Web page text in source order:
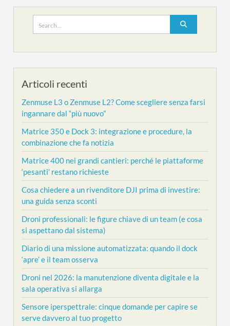
for:
Articoli recenti
Zenmuse L3 o Zenmuse L2? Come scegliere senza farsi
ingannare dal “più nuovo”
Matrice 350 e Dock 3: integrazione e procedure, la
combinazione che fa notizia
Matrice 400 nei grandi cantieri: perché le piattaforme
‘pesanti’ restano richieste
Cosa chiedere a un rivenditore DJI prima di investire:
una guida senza sconti
Droni professionali: le figure chiave di un team (e cosa
si aspettano dal sistema)
Diario di una missione automatizzata: quando il dock
‘apre’ e il team osserva
Droni nel 2026: la manutenzione diventa digitale e la
sala operativa si allarga
Sensore iperspettrale: cinque domande per capire se
serve davvero al tuo progetto